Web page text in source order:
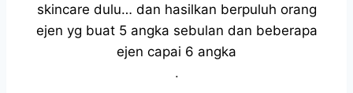
skincare dulu… dan hasilkan berpuluh orang
ejen yg buat 5 angka sebulan dan beberapa
ejen capai 6 angka
.